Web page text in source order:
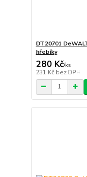
DT20701
hřebíky
280 Kč/ks
231 Kč bez DPH